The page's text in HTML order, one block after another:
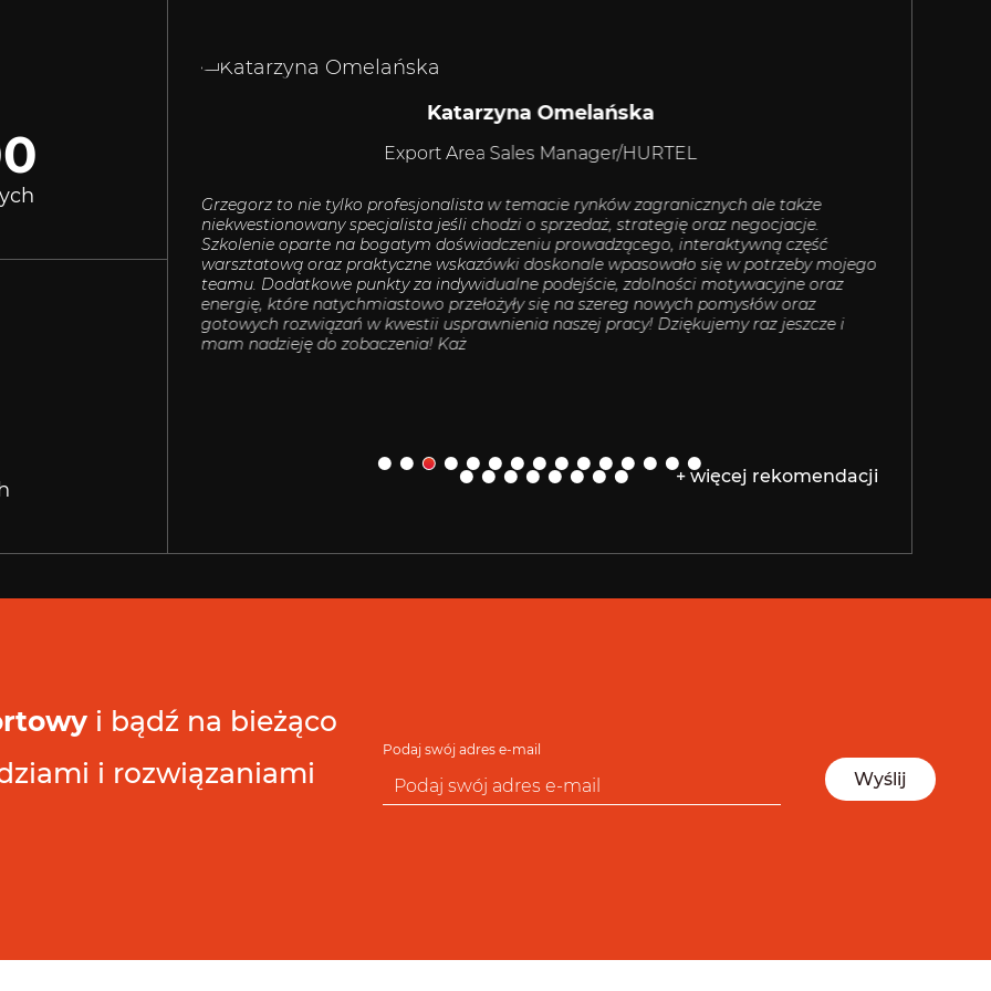
Merytorycznie
zagranicznej.
Katarzyna Omelańska
Export Area Sales Manager/HURTEL
Grzegorz to nie tylko profesjonalista w temacie rynków zagranicznych ale także
niekwestionowany specjalista jeśli chodzi o sprzedaż, strategię oraz negocjacje.
Szkolenie oparte na bogatym doświadczeniu prowadzącego, interaktywną część
warsztatową oraz praktyczne wskazówki doskonale wpasowało się w potrzeby mojego
teamu. Dodatkowe punkty za indywidualne podejście, zdolności motywacyjne oraz
energię, które natychmiastowo przełożyły się na szereg nowych pomysłów oraz
gotowych rozwiązań w kwestii usprawnienia naszej pracy! Dziękujemy raz jeszcze i
mam nadzieję do zobaczenia! Każ
+ więcej rekomendacji
i bądź na bieżąco
i rozwiązaniami
Podaj swój adres e-mail
Wyślij